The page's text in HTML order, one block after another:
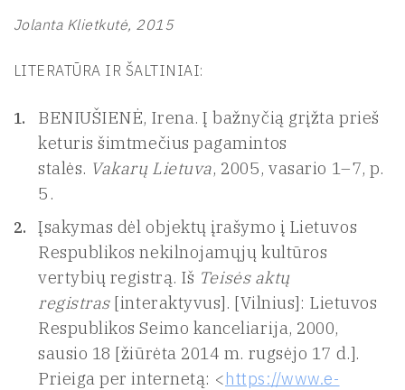
Jolanta Klietkutė, 2015
LITERATŪRA IR ŠALTINIAI:
BENIUŠIENĖ, Irena. Į bažnyčią grįžta prieš
keturis šimtmečius pagamintos
stalės. Vakarų Lietuva, 2005, vasario 1–7, p.
5.
Įsakymas dėl objektų įrašymo į Lietuvos
Respublikos nekilnojamųjų kultūros
vertybių registrą. Iš Teisės aktų
registras[interaktyvus]. [Vilnius]: Lietuvos
Respublikos Seimo kanceliarija, 2000,
sausio 18 [žiūrėta 2014 m. rugsėjo 17 d.].
Prieiga per internetą: <https://www.e-